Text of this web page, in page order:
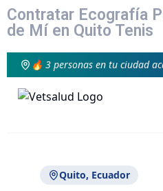
Contratar Ecografía
de Mí en Quito Tenis